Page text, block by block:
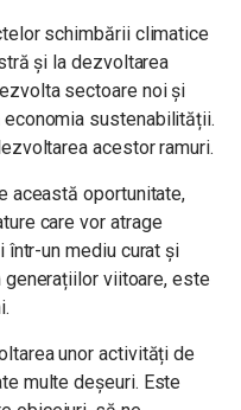
schimbării climatice
și la dezvoltarea
sectoare noi și
sustenabilității.
acestor ramuri.
această oportunitate,
care vor atrage
într-un mediu curat și
viitoare, este
unor activități de
multe deșeuri. Este